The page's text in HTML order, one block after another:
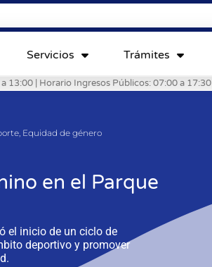
Servicios Trámites
13:00 | Horario Ingresos Públicos: 07:00 a 17:30
, Equidad de género
en el Parque
el inicio de un ciclo de
deportivo y promover